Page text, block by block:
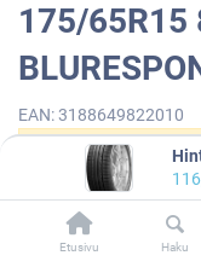
Etusivu Haku
175/65R15
EAN:3188649822010
Tällä tuotteella ei
DUNLOP